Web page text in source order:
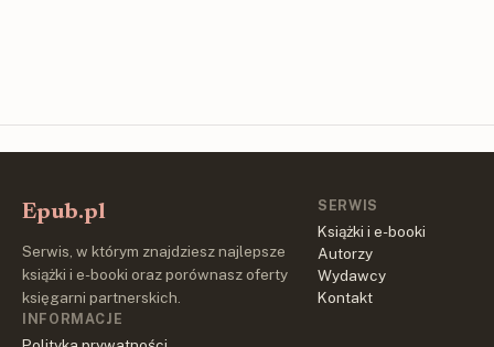
Epub.pl
Serwis, w którym znajdziesz najlepsze
książki i e-booki oraz porównasz oferty
księgarni partnerskich.
SERWIS
Książki i e-booki
Autorzy
Wydawcy
Kontakt
INFORMACJE